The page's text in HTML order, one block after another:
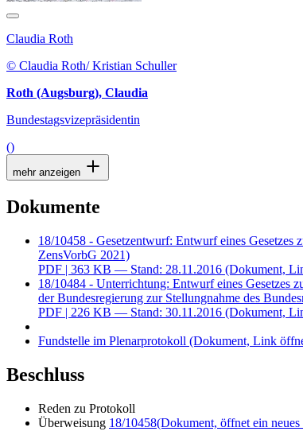
Claudia Roth
© Claudia Roth/ Kristian Schuller
Roth (Augsburg), Claudia
Bundestagsvizepräsidentin
()
mehr anzeigen
Dokumente
18/10458 - Gesetzentwurf: Entwurf eines Gesetzes
ZensVorbG 2021)
PDF | 363 KB — Stand: 28.11.2016 (Dokument,
18/10484 - Unterrichtung: Entwurf eines Gesetzes
der Bundesregierung zur Stellungnahme des
PDF | 226 KB — Stand: 30.11.2016 (Dokument,
Fundstelle im Plenarprotokoll (Dokument, Link
Beschluss
Reden zu Protokoll
Überweisung 18/10458(Dokument, öffnet ein neues